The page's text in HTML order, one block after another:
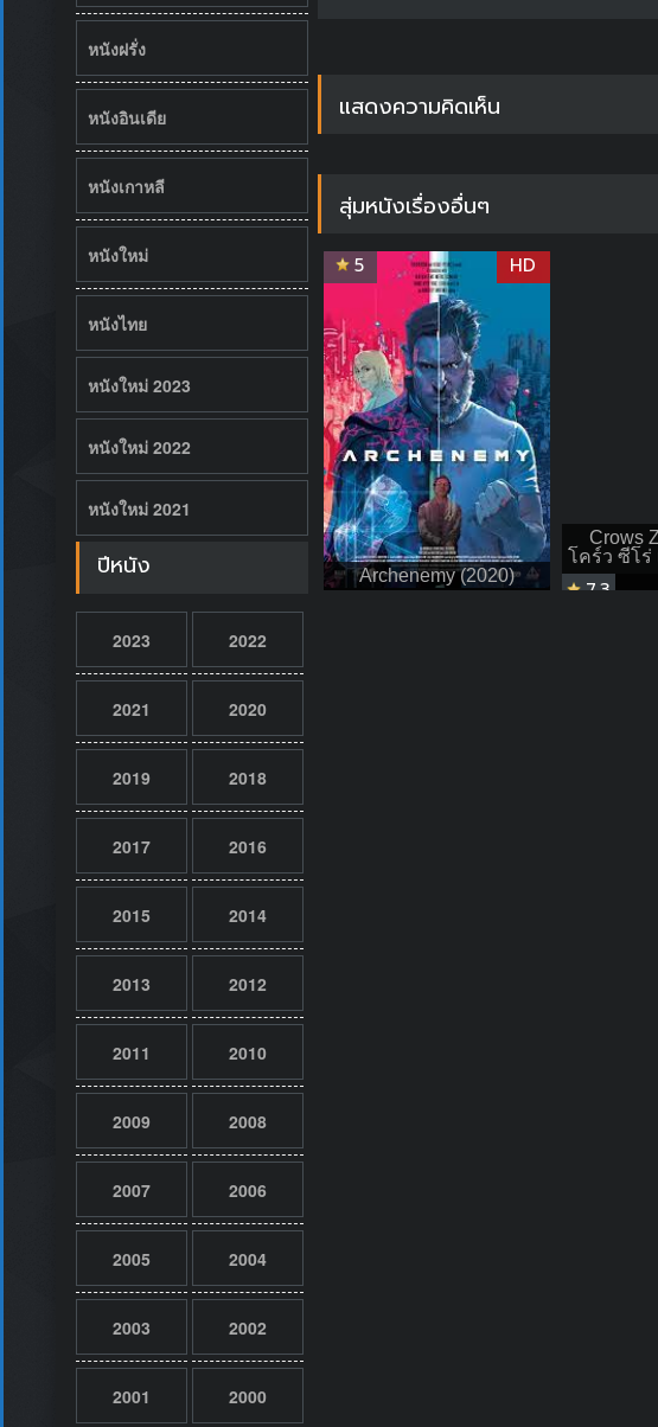
หนังฝรั่ง
หนังอินเดีย
หนังเกาหลี
หนังใหม่
หนังไทย
หนังใหม่ 2023
หนังใหม่ 2022
หนังใหม่ 2021
ปีหนัง
2023 2022
2021 2020
2019 2018
2017 2016
2015 2014
2013 2012
2011 2010
2009 2008
2007 2006
2005 2004
2003 2002
2001 2000
แสดงความคิดเห็น
สุ่มหนังเรื่องอื่นๆ
Archenemy (2020)
5 HD
Crows
โคร์ว ซีโร่
7.3